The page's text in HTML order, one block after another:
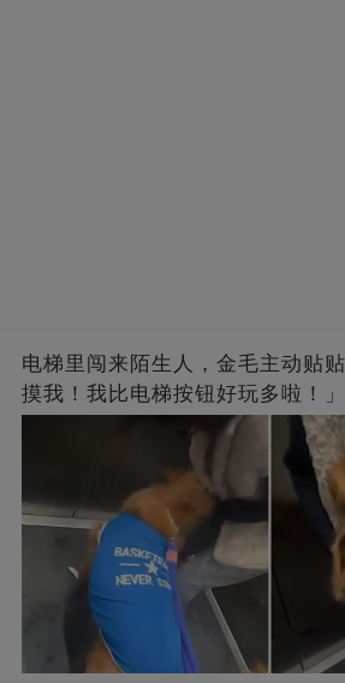
电梯里闯来陌生人，金毛主动贴
摸我！我比电梯按钮好玩多啦！」